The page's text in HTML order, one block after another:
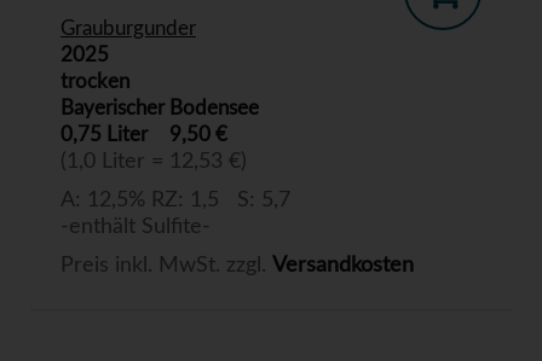
Grauburgunder
2025
trocken
Bayerischer Bodensee
0,75 Liter
9,50 €
(1,0 Liter = 12,53 €)
A: 12,5% RZ: 1,5 S: 5,7
-enthält Sulfite-
Preis inkl. MwSt. zzgl. Versandkosten